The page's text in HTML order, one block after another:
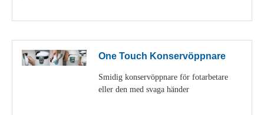
One Touch Konservöppnare
Smidig konservöppnare för fotarbetare
eller den med svaga händer